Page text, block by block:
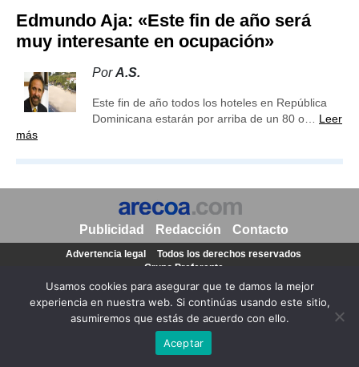
Edmundo Aja: «Este fin de año será
muy interesante en ocupación»
PorA.S.
Este fin de año todos los hoteles en República
Dominicana estarán por arriba de un 80 o… Leer
más
Usamos cookies para asegurar que te damos la mejor
experiencia en nuestra web. Si continúas usando este sitio,
asumiremos que estás de acuerdo con ello.
Aceptar
Publicidad Redacción Contacto
Advertencia legal
Todos los derechos reservados
Grupo Preferente